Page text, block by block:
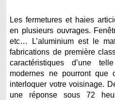
Les fermetures et haies
en plusieurs ouvrages.
etc… L’aluminium est le
fabrications de première
caractéristiques d’une
modernes ne pourront que
interloquer votre voisinage.
une réponse sous 72